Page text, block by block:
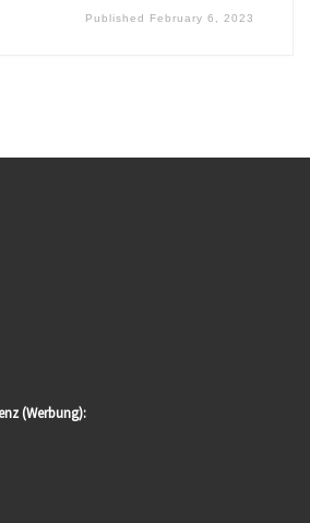
Published February 6, 2023
(Werbung):